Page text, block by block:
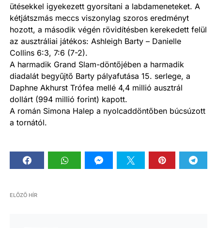
ütésekkel igyekezett gyorsítani a labdameneteket. A
kétjátszmás meccs viszonylag szoros eredményt
hozott, a második végén rövidítésben kerekedett felül
az ausztráliai játékos: Ashleigh Barty – Danielle
Collins 6:3, 7:6 (7-2).
A harmadik Grand Slam-döntőjében a harmadik
diadalát begyűjtő Barty pályafutása 15. serlege, a
Daphne Akhurst Trófea mellé 4,4 millió ausztrál
dollárt (994 millió forint) kapott.
A román Simona Halep a nyolcaddöntőben búcsúzott
a tornától.
ELŐZŐ HÍR